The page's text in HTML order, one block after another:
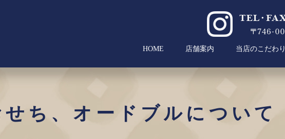
HOME 店舗案内 当店のこだわり
せち、オードブルについて